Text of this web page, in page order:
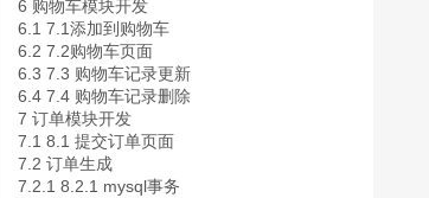
6 购物车模块开发
6.1 7.1添加到购物车
6.2 7.2购物车页面
6.3 7.3 购物车记录更新
6.4 7.4 购物车记录删除
7 订单模块开发
7.1 8.1 提交订单页面
7.2 订单生成
7.2.1 8.2.1 mysql事务